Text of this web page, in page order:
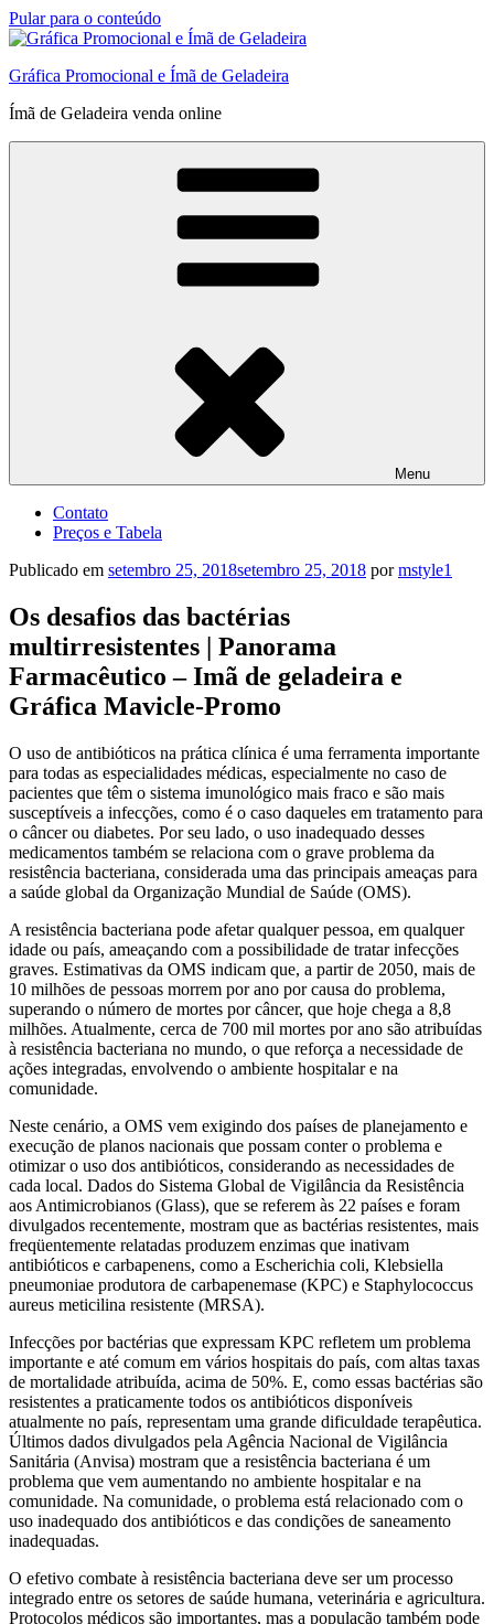
Pular para o conteúdo
Gráfica Promocional e Ímã de Geladeira
Ímã de Geladeira venda online
Menu
Contato
Preços e Tabela
Publicado em setembro 25, 2018setembro 25, 2018 pormstyle1
Os desafios das bactérias
multirresistentes | Panorama
Farmacêutico – Imã de geladeira e
Gráfica Mavicle-Promo
O uso de antibióticos na prática clínica é uma ferramenta importante
para todas as especialidades médicas, especialmente no caso de
pacientes que têm o sistema imunológico mais fraco e são mais
susceptíveis a infecções, como é o caso daqueles em tratamento para
o câncer ou diabetes. Por seu lado, o uso inadequado desses
medicamentos também se relaciona com o grave problema da
resistência bacteriana, considerada uma das principais ameaças para
a saúde global da Organização Mundial de Saúde (OMS).
A resistência bacteriana pode afetar qualquer pessoa, em qualquer
idade ou país, ameaçando com a possibilidade de tratar infecções
graves. Estimativas da OMS indicam que, a partir de 2050, mais de
10 milhões de pessoas morrem por ano por causa do problema,
superando o número de mortes por câncer, que hoje chega a 8,8
milhões. Atualmente, cerca de 700 mil mortes por ano são atribuídas
à resistência bacteriana no mundo, o que reforça a necessidade de
ações integradas, envolvendo o ambiente hospitalar e na
comunidade.
Neste cenário, a OMS vem exigindo dos países de planejamento e
execução de planos nacionais que possam conter o problema e
otimizar o uso dos antibióticos, considerando as necessidades de
cada local. Dados do Sistema Global de Vigilância da Resistência
aos Antimicrobianos (Glass), que se referem às 22 países e foram
divulgados recentemente, mostram que as bactérias resistentes, mais
freqüentemente relatadas produzem enzimas que inativam
antibióticos e carbapenens, como a Escherichia coli, Klebsiella
pneumoniae produtora de carbapenemase (KPC) e Staphylococcus
aureus meticilina resistente (MRSA).
Infecções por bactérias que expressam KPC refletem um problema
importante e até comum em vários hospitais do país, com altas taxas
de mortalidade atribuída, acima de 50%. E, como essas bactérias são
resistentes a praticamente todos os antibióticos disponíveis
atualmente no país, representam uma grande dificuldade terapêutica.
Últimos dados divulgados pela Agência Nacional de Vigilância
Sanitária (Anvisa) mostram que a resistência bacteriana é um
problema que vem aumentando no ambiente hospitalar e na
comunidade. Na comunidade, o problema está relacionado com o
uso inadequado dos antibióticos e das condições de saneamento
inadequadas.
O efetivo combate à resistência bacteriana deve ser um processo
integrado entre os setores de saúde humana, veterinária e agricultura.
Protocolos médicos são importantes, mas a população também pode